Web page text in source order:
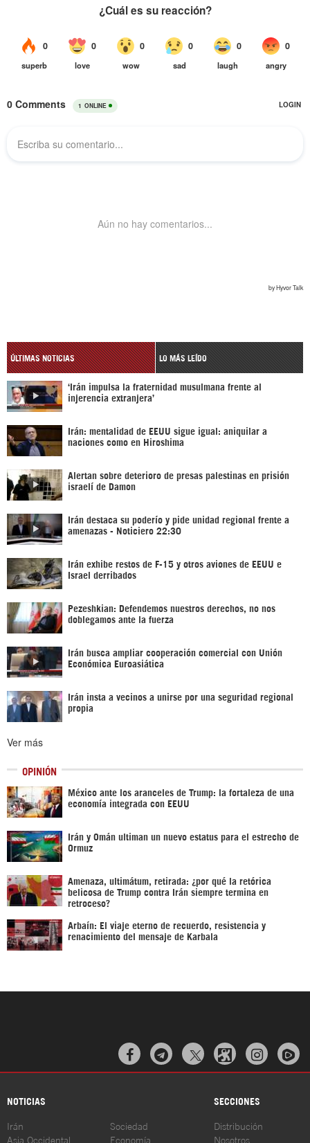
ÚLTIMAS NOTICIAS LO MÁS LEÍDO
‘Irán impulsa la fraternidad musulmana frente al
injerencia extranjera’
Irán: mentalidad de EEUU sigue igual: aniquilar a
naciones como en Hiroshima
Alertan sobre deterioro de presas palestinas en prisión
israelí de Damon
Irán destaca su poderío y pide unidad regional frente a
amenazas - Noticiero 22:30
Irán exhibe restos de F-15 y otros aviones de EEUU e
Israel derribados
Pezeshkian: Defendemos nuestros derechos, no nos
doblegamos ante la fuerza
Irán busca ampliar cooperación comercial con Unión
Económica Euroasiática
Irán insta a vecinos a unirse por una seguridad regional
propia
Ver más
OPINIÓN
México ante los aranceles de Trump: la fortaleza de una
economía integrada con EEUU
Irán y Omán ultiman un nuevo estatus para el estrecho de
Ormuz
Amenaza, ultimátum, retirada: ¿por qué la retórica
belicosa de Trump contra Irán siempre termina en
retroceso?
Arbaín: El viaje eterno de recuerdo, resistencia y
renacimiento del mensaje de Karbala
  
NOTICIAS SECCIONES
Irán
Asia Occidental
Sociedad
Economía
Distribución
Nosotros